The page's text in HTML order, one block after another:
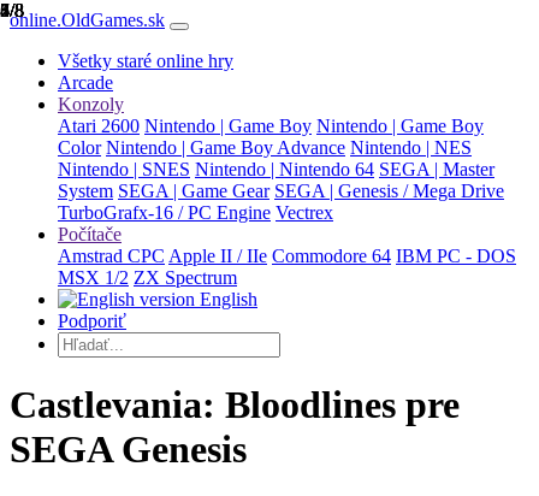
online.OldGames.sk
Všetky staré online hry
Arcade
Konzoly
Atari 2600 Nintendo | Game Boy Nintendo | Game Boy
Color Nintendo | Game Boy Advance Nintendo | NES
Nintendo | SNES Nintendo | Nintendo 64 SEGA | Master
System SEGA | Game Gear SEGA | Genesis / Mega Drive
TurboGrafx-16 / PC Engine Vectrex
Počítače
Amstrad CPC Apple II / IIe Commodore 64 IBM PC - DOS
MSX 1/2 ZX Spectrum
English
Podporiť
Castlevania: Bloodlines pre
SEGA Genesis
1/8
2/8
3/8
4/8
5/8
6/8
7/8
8/8